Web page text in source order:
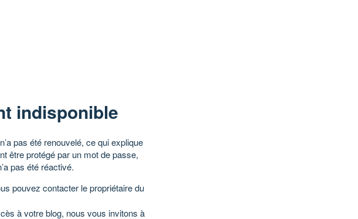
indisponible
pas été renouvelé, ce qui explique
être protégé par un mot de passe,
pas été réactivé.
pouvez contacter le propriétaire du
à votre blog, nous vous invitons à